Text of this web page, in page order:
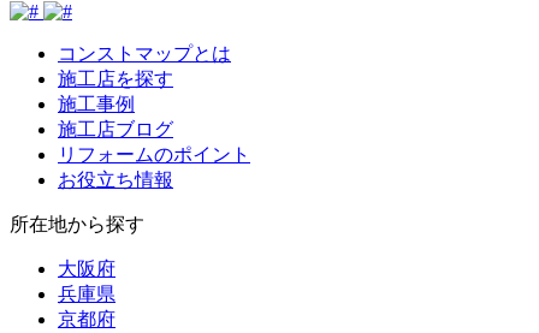
コンストマップとは
施工店を探す
施工事例
施工店ブログ
リフォームのポイント
お役立ち情報
所在地から探す
大阪府
兵庫県
京都府